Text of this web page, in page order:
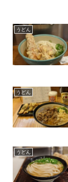
うどん
うどん
うどん